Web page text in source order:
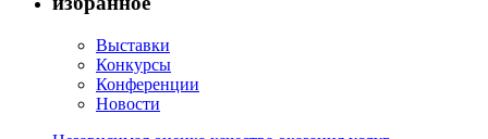
Выставки
Конкурсы
Конференции
Новости